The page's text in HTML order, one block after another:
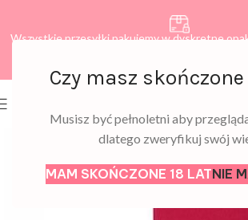
Czy masz
Musisz być pełnoletni aby
dlatego zweryfikuj swój
MAM SKOŃCZONE 18 LATNIE
Wszystkie przesyłki pakujemy w dyskretne